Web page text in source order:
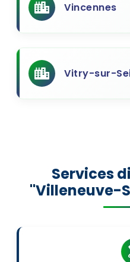
Vincennes
Vitry-sur-
Services
"Villeneuve-